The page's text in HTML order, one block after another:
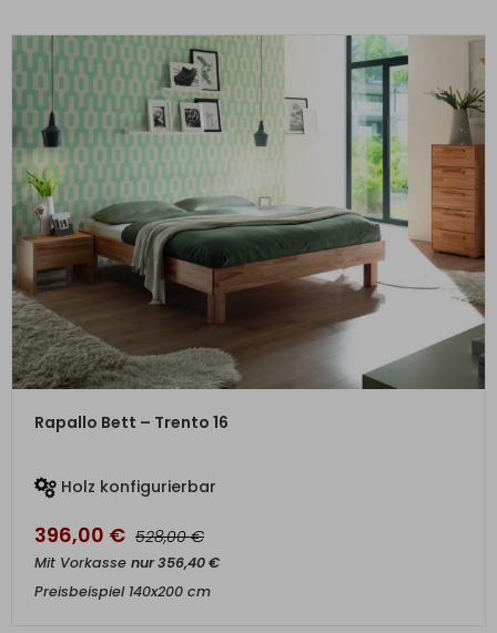
Rapallo Bett – Trento 16
Holz konfigurierbar
396,00 € 528,00€
Mit Vorkasse nur356,40€
Preisbeispiel 140x200 cm